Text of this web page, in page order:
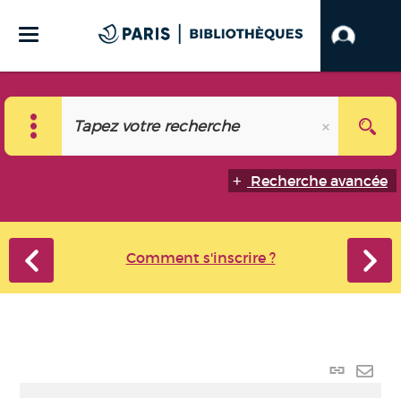
Recherche avancée
Comment s'inscrire ?
Lien